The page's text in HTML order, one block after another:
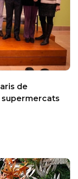
de
supermercats